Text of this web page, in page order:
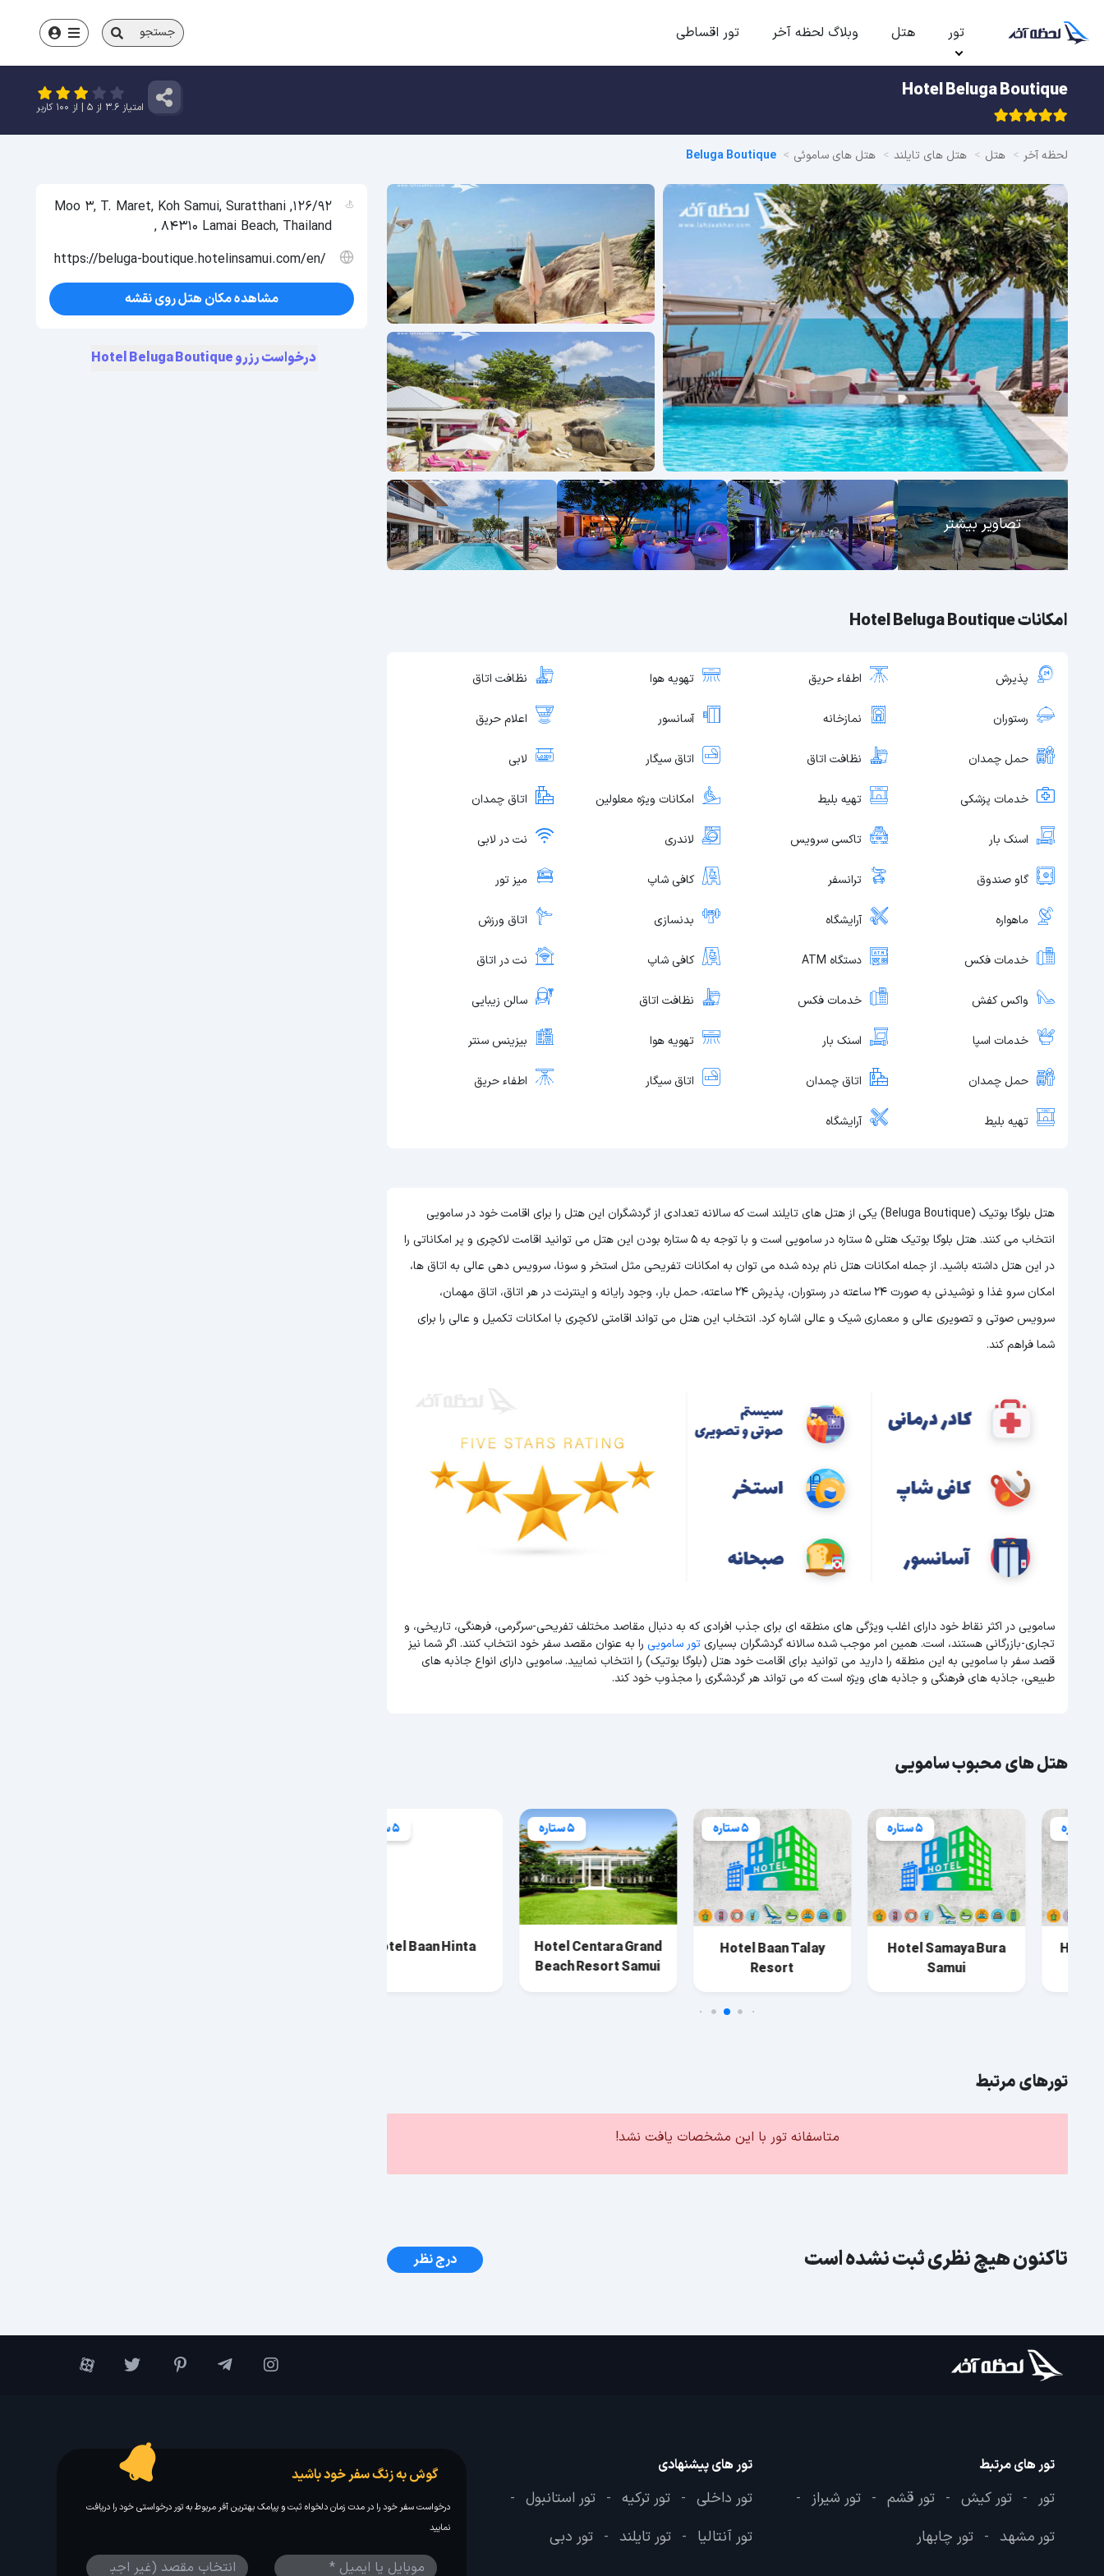
تور هتل وبلاگ لحظه آخر تور اقساطی جستجو
Hotel Beluga Boutique
امتیاز 3.6 از 5 | از 100 کاربر
لحظه آخر هتل هتل های تایلند هتل های ساموئی Beluga Boutique
تصاویر بیشتر
امکانات Hotel Beluga Boutique
پذیرش اطفاء حریق تهویه هوا نظافت اتاق
رستوران نمازخانه آسانسور اعلام حریق
حمل چمدان نظافت اتاق اتاق سیگار لابی
خدمات پزشکی تهیه بلیط امکانات ویژه معلولین اتاق چمدان
اسنک بار تاکسی سرویس لاندری نت در لابی
گاو صندوق ترانسفر کافی شاپ میز تور
ماهواره آرایشگاه بدنسازی اتاق ورزش
خدمات فکس دستگاه ATM کافی شاپ نت در اتاق
واکس کفش خدمات فکس نظافت اتاق سالن زیبایی
خدمات اسپا اسنک بار تهویه هوا بیزینس سنتر
حمل چمدان اتاق چمدان اتاق سیگار اطفاء حریق
تهیه بلیط آرایشگاه
هتل بلوگا بوتیک (Beluga Boutique) یکی از هتل های تایلند است که سالانه تعدادی از گردشگران این هتل را برای اقامت خود در سامویی
انتخاب می کنند. هتل بلوگا بوتیک هتلی 5 ستاره در سامویی است و با توجه به 5 ستاره بودن این هتل
می توانید اقامت لاکچری و پر امکاناتی را
در این هتل داشته باشید. از جمله امکانات هتل نام برده شده می توان به امکانات تفریحی مثل استخر و سونا، سرویس دهی عالی به اتاق ها،
امکان سرو غذا و نوشیدنی به صورت 24 ساعته در رستوران، پذیرش 24 ساعته، حمل بار، وجود رایانه و اینترنت در هر اتاق، اتاق مهمان،
سرویس صوتی و تصویری عالی و معماری شیک و عالی اشاره کرد. انتخاب این هتل می تواند اقامتی لاکچری با امکانات تکمیل و عالی را برای
شما فراهم کند.
سامویی در اکثر نقاط خود دارای اغلب ویژگی های منطقه ای برای جذب افرادی که به دنبال مقاصد مختلف تفریحی-سرگرمی، فرهنگی، تاریخی، و
تجاری-بازرگانی هستند، است. همین امر موجب شده سالانه گردشگران بسیاریتور سامویی را به عنوان مقصد سفر خود انتخاب کنند. اگر شما نیز
قصد سفر با سامویی به این منطقه را دارید می توانید برای اقامت خود هتل (بلوگا بوتیک) را انتخاب نمایید. سامویی دارای انواع جاذبه های
طبیعی، جاذبه های فرهنگی و جاذبه های ویژه است که می تواند هر گردشگری را مجذوب خود کند.
هتل های محبوب سامویی
5 ستاره
Hotel Samaya Bura
5 ستاره
Hotel Baan Talay
Resort
Hotel Centara Grand
Beach Resort Samui
Hotel Baan Hinta
تورهای مرتبط
متاسفانه تور با این مشخصات یافت نشد!
تاکنون هیچ نظری ثبت نشده است درج نظر
126/92, Moo 3, T. Maret, Koh Samui, Suratthani
, 84310 Lamai Beach, Thailand
https://beluga-boutique.hotelinsamui.com/en/
مشاهده مکان هتل روی نقشه
درخواست رزرو Hotel Beluga Boutique
تور های مرتبط
تور - تور کیش - تور قشم - تور شیراز -
تور مشهد - تور چابهار
تور های پیشنهادی
تور داخلی - تور ترکیه - تور استانبول -
تور آنتالیا - تور تایلند - تور دبی
گوش به زنگ سفر خود باشید
درخواست سفر خود را در مدت زمان دلخواه ثبت و پیامک بهترین آفر مربوط به تور درخواستی خود را دریافت
نمایید